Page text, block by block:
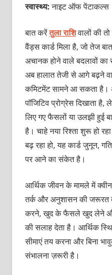
स्वास्थ्य:नाइट ऑफ पेंटाकल्स
बात करेंतुला राशिवालों की
वैंड्स कार्ड मिला है, जो तेज
अचानक होने वाले बदलावों
अब हालात तेजी से आगे बढ़ने
कमिटमेंट सामने आ सकता है।
पॉजिटिव प्रोग्रेस दिखाता
लिए गए फैसलों या उलझी हुई
है। चाहे नया रिश्ता शुरू हो
बढ़ रहा हो, यह कार्ड जुनून,
पर आने का संकेत है।
आर्थिक जीवन के मामले में
तर्क और अनुशासन की जरूरत
करने, खुद के फैसले खुद लेने
की सलाह देता है। आर्थिक
सीमाएं तय करना और बिना
संभालना ज़रूरी है।